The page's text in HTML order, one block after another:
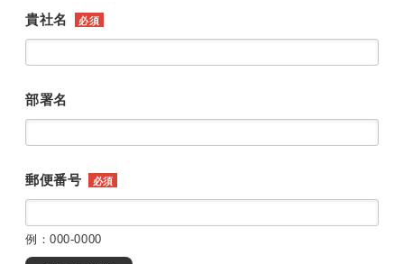
貴社名 必須
部署名
郵便番号 必須
例：000-0000